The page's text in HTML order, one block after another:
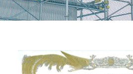
1日の品質が、
100年をつくる。